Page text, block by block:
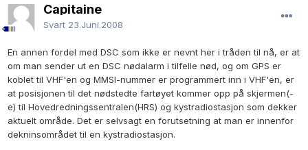
Capitaine
Svart 23.Juni.2008
En annen fordel med DSC som ikke er nevnt her i tråden til nå, er at
om man sender ut en DSC nødalarm i tilfelle nød, og om GPS er
koblet til VHF'en og MMSI-nummer er programmert inn i VHF'en, er
at posisjonen til det nødstedte fartøyet kommer opp på skjermen(-
e) til Hovedredningssentralen(HRS) og kystradiostasjon som dekker
aktuelt område. Det er selvsagt en forutsetning at man er innenfor
dekninsområdet til en kystradiostasjon.